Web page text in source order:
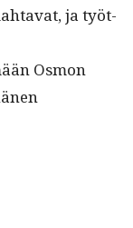
ja työt­
Osmon